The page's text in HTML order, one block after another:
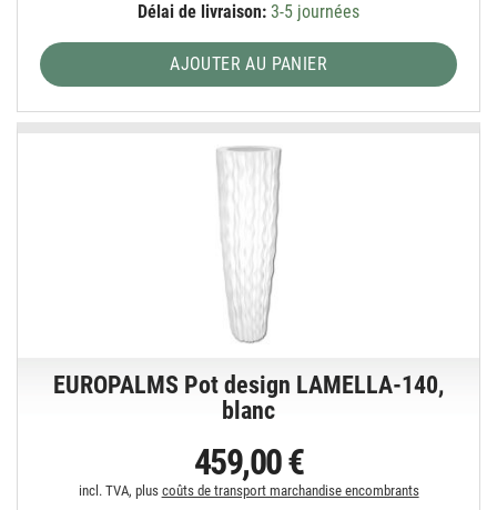
Délai de livraison: 3-5 journées
AJOUTER AU PANIER
EUROPALMS Pot design LAMELLA-140,
blanc
459,00 €
incl. TVA, plus coûts de transport marchandise encombrants